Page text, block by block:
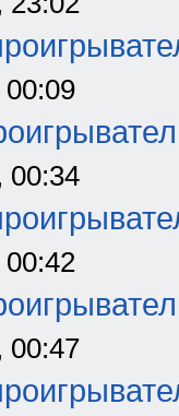
00:34
00:47